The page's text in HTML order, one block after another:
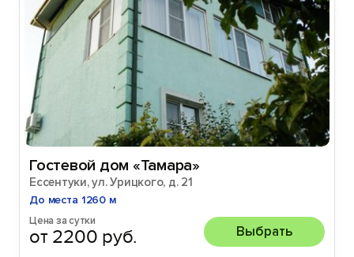
Гостевой дом «Тамара»
Ессентуки, ул. Урицкого, д. 21
До места 1260 м
Цена за сутки
от 2200 руб. Выбрать